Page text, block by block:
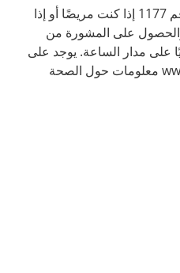
يمكنك الاتصال هاتفيًا على الرقم 1177 إذا كنت مريضًا أو إذا
على المشورة من
على مدار الساعة. يوجد على
الموقع الإلكتروني www.1177.se معلومات حول الصحة